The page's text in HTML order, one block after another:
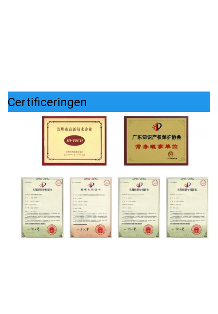
Certificeringen